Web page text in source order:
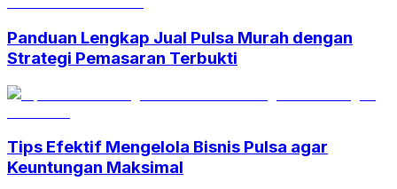
Panduan Lengkap Jual Pulsa Murah dengan
Strategi Pemasaran Terbukti
Tips Efektif Mengelola Bisnis Pulsa agar
Keuntungan Maksimal